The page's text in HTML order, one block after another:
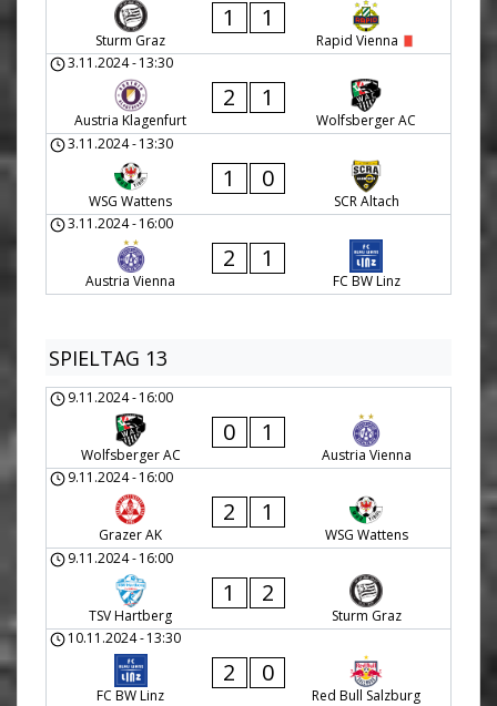
Sturm Graz
1 1
Rapid Vienna
3.11.2024-13:30
Austria Klagenfurt
2 1
Wolfsberger AC
3.11.2024-13:30
WSG Wattens
1 0
SCR Altach
3.11.2024-16:00
Austria Vienna
2 1
FC BW Linz
SPIELTAG 13
9.11.2024-16:00
Wolfsberger AC
0 1
Austria Vienna
9.11.2024-16:00
Grazer AK
2 1
WSG Wattens
9.11.2024-16:00
TSV Hartberg
1 2
Sturm Graz
10.11.2024-13:30
FC BW Linz
2 0
Red Bull Salzburg